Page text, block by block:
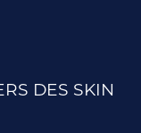
DES SKIN